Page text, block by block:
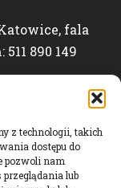
z technologii, takich
dostępu do
pozwoli nam
lub
fala
890 149